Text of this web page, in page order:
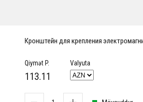
Qiymət P.
113.11
Valyuta
Кронштейн для крепления